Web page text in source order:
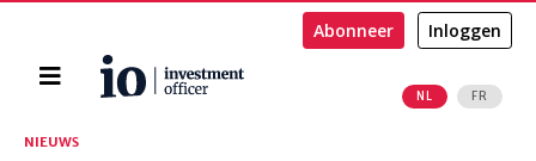
Home
NL FR
Abonneer Inloggen
Zoeken
NIEUWS